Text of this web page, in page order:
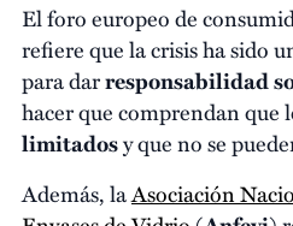
El foro europeo de
refiere que la crisis ha sido
para darresponsabilidad
hacer que comprendan que
limitadosy que no se
Además, laAsociación